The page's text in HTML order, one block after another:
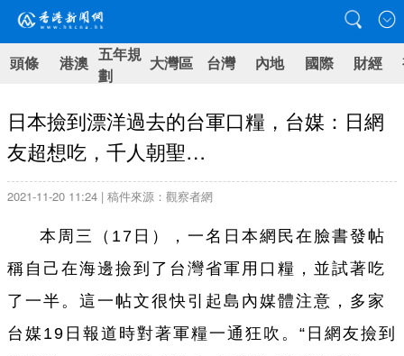
頭條 港澳 五年規
劃
大灣區 台灣 內地 國際 財經
日本撿到漂洋過去的台軍口糧，台媒：日網
友超想吃，千人朝聖…
2021-11-20 11:24 | 稿件來源：觀察者網
本周三（17日）， 一名日本網民在臉書發帖
稱自己在海邊撿到了 台 灣省軍用口糧，並試著吃
了 一半。這一帖文很快引起島內媒體注意，多家
台 媒19日報道時對著軍糧一通狂吹。“日網友撿到